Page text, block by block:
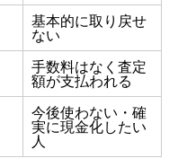
基本的に取り戻せ
ない
手数料はなく査定
額が支払われる
今後使わない・確
実に現金化したい
人